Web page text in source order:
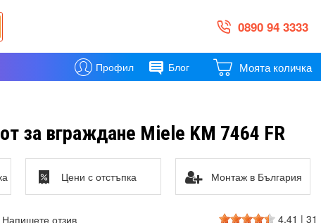
0890 94 3333
Профил Блог Моята количка
за вграждане Miele KM 7464 FR
Напишете отзив 4.41 | 31
Цени с отстъпка Монтаж в България